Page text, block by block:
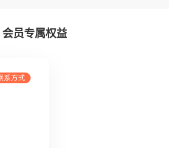
会员专属权益